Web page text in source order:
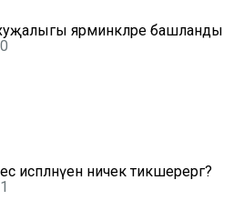
ярминкәләре башланды
исәпләнүен ничек тикшерергә?